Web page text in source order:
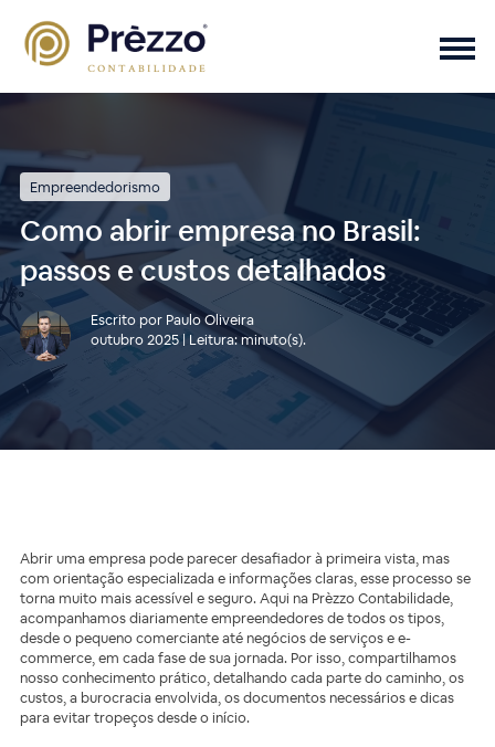
Empreendedorismo
Como abrir empresa no Brasil:
passos e custos detalhados
Escrito por Paulo Oliveira
outubro 2025 | Leitura: minuto(s).
Abrir uma empresa pode parecer desafiador à primeira vista, mas
com orientação especializada e informações claras, esse processo se
torna muito mais acessível e seguro. Aqui na Prèzzo Contabilidade,
acompanhamos diariamente empreendedores de todos os tipos,
desde o pequeno comerciante até negócios de serviços e e-
commerce, em cada fase de sua jornada. Por isso, compartilhamos
nosso conhecimento prático, detalhando cada parte do caminho, os
custos, a burocracia envolvida, os documentos necessários e dicas
para evitar tropeços desde o início.